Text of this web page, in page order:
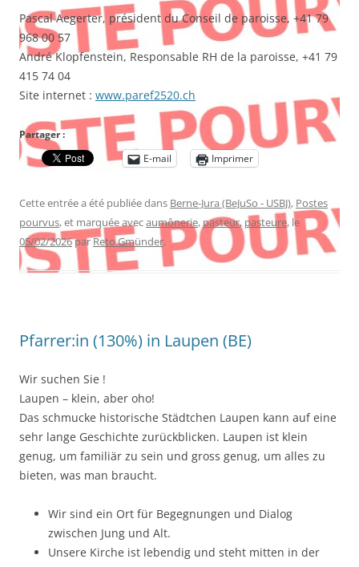
Pascal Aegerter, président du Conseil de paroisse, +41 79
968 00 57
André Klopfenstein, Responsable RH de la paroisse, +41 79
415 74 04
Site internet : www.paref2520.ch
Partager :
E-mail
Imprimer
Cette entrée a été publiée dans Berne-Jura (BeJuSo - USBJ), Postes
pourvus, et marquée avecaumônerie,pasteur, pasteure, le
05/02/2026parReto Gmünder.
Pfarrer:in (130%) in Laupen (BE)
Wir suchen Sie !
Laupen – klein, aber oho!
Das schmucke historische Städtchen Laupen kann auf eine
sehr lange Geschichte zurückblicken. Laupen ist klein
genug, um familiär zu sein und gross genug, um alles zu
bieten, was man braucht.
Wir sind ein Ort für Begegnungen und Dialog
zwischen Jung und Alt.
Unsere Kirche ist lebendig und steht mitten in der